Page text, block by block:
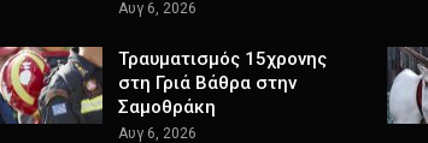
Αυγ 6, 2026
Τραυματισμός 15χρονης
στη Γριά Βάθρα στην
Σαμοθράκη
Αυγ 6, 2026